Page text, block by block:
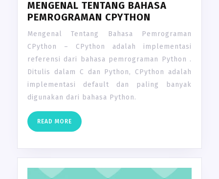
MENGENAL TENTANG BAHASA
PEMROGRAMAN CPYTHON
Mengenal Tentang Bahasa Pemrograman
CPython – CPython adalah implementasi
referensi dari bahasa pemrograman Python .
Ditulis dalam C dan Python, CPython adalah
implementasi default dan paling banyak
digunakan dari bahasa Python.
READ MORE READ
MORE